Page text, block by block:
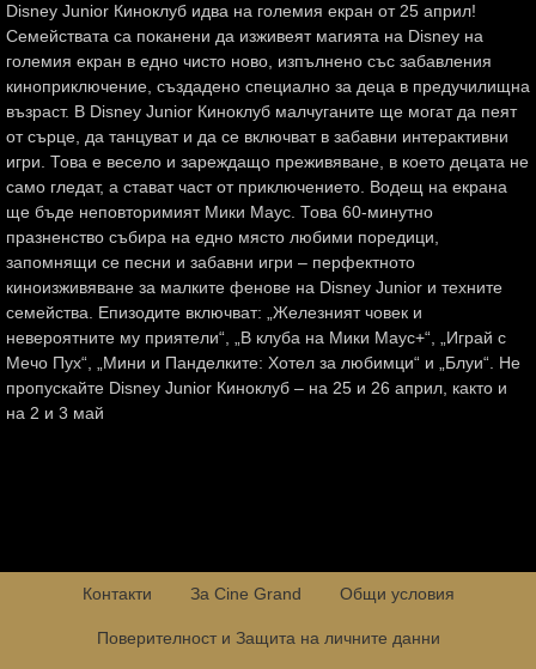
Disney Junior Киноклуб идва на големия екран от 25 април!
Семействата са поканени да изживеят магията на Disney на
големия екран в едно чисто ново, изпълнено със забавления
киноприключение, създадено специално за деца в предучилищна
възраст. В Disney Junior Киноклуб малчуганите ще могат да пеят
от сърце, да танцуват и да се включват в забавни интерактивни
игри. Това е весело и зареждащо преживяване, в което децата не
само гледат, а стават част от приключението. Водещ на екрана
ще бъде неповторимият Мики Маус. Това 60-минутно
празненство събира на едно място любими поредици,
запомнящи се песни и забавни игри – перфектното
киноизживяване за малките фенове на Disney Junior и техните
семейства. Епизодите включват: „Железният човек и
невероятните му приятели“, „В клуба на Мики Маус+“, „Играй с
Мечо Пух“, „Мини и Панделките: Хотел за любимци“ и „Блуи“. Не
пропускайте Disney Junior Киноклуб – на 25 и 26 април, както и
на 2 и 3 май
Контакти За Cine Grand Общи условия
Поверителност и Защита на личните данни